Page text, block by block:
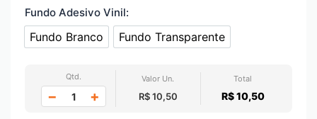
Fundo Adesivo Vinil:
Fundo Branco
Fundo Branco
Fundo Transparente
Fundo Transparente
Qtd.
− +
Valor Un.
R$ 10,50
Total
R$ 10,50